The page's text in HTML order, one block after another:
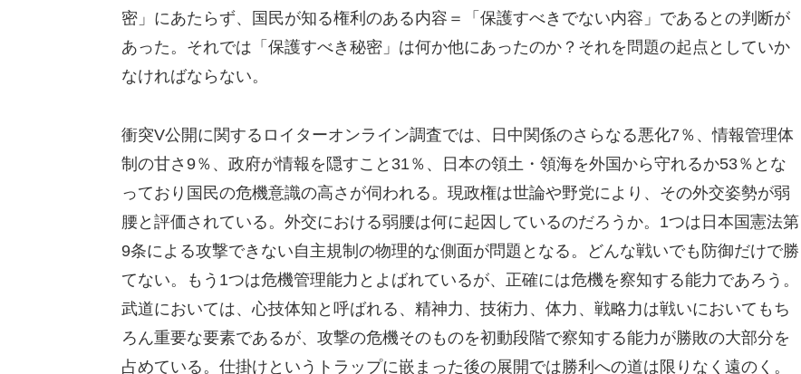
密」にあたらず、国民が知る権利のある内容＝「保護すべきでない内容」であるとの判断が
あった。それでは「保護すべき秘密」は何か他にあったのか？それを問題の起点としていか
なければならない。
衝突V公開に関するロイターオンライン調査では、日中関係のさらなる悪化7％、情報管理体
制の甘さ9％、政府が情報を隠すこと31％、日本の領土・領海を外国から守れるか53％とな
っており国民の危機意識の高さが伺われる。現政権は世論や野党により、その外交姿勢が弱
腰と評価されている。外交における弱腰は何に起因しているのだろうか。1つは日本国憲法第
9条による攻撃できない自主規制の物理的な側面が問題となる。どんな戦いでも防御だけで勝
てない。もう1つは危機管理能力とよばれているが、正確には危機を察知する能力であろう。
武道においては、心技体知と呼ばれる、精神力、技術力、体力、戦略力は戦いにおいてもち
ろん重要な要素であるが、攻撃の危機そのものを初動段階で察知する能力が勝敗の大部分を
占めている。仕掛けというトラップに嵌まった後の展開では勝利への道は限りなく遠のく。